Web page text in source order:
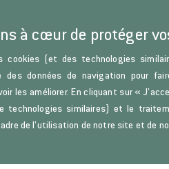
à cœur de protéger
cookies (et des technologies
des données de navigation pour
les améliorer. En cliquant sur «
technologies similaires) et le
de l’utilisation de notre site et de